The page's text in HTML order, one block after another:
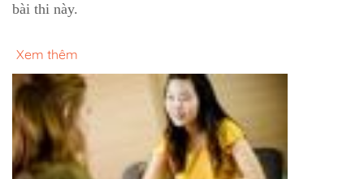
bài thi này.
Xem thêm